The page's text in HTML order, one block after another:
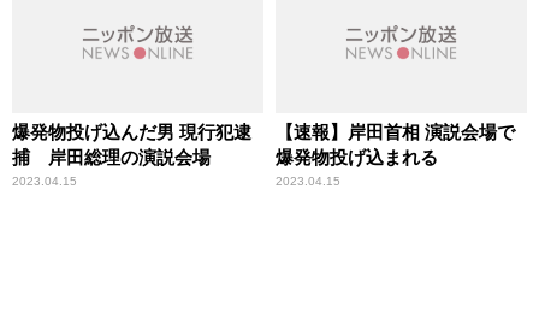
爆発物投げ込んだ男 現行犯逮
捕 岸田総理の演説会場
2023.04.15
【速報】岸田首相 演説会場で
爆発物投げ込まれる
2023.04.15